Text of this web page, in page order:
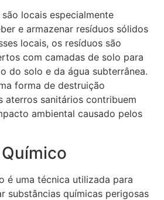
locais especialmente
e armazenar resíduos sólidos
locais, os resíduos são
com camadas de solo para
do solo e da água subterrânea.
forma de destruição
aterros sanitários contribuem
ambiental causado pelos
é uma técnica utilizada para
substâncias químicas perigosas